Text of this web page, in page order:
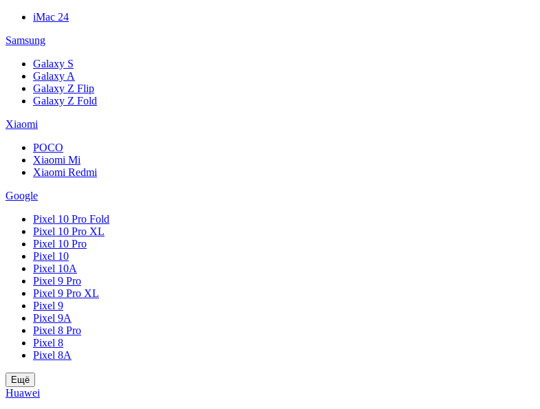
iMac 24
Samsung
Galaxy S
Galaxy A
Galaxy Z Flip
Galaxy Z Fold
Xiaomi
POCO
Xiaomi Mi
Xiaomi Redmi
Google
Pixel 10 Pro Fold
Pixel 10 Pro XL
Pixel 10 Pro
Pixel 10
Pixel 10A
Pixel 9 Pro
Pixel 9 Pro XL
Pixel 9
Pixel 9A
Pixel 8 Pro
Pixel 8
Pixel 8A
Ещё
Huawei